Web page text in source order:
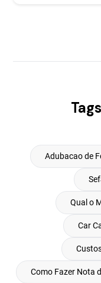
Adubacao de
Qual o
Car
Como Fazer Nota